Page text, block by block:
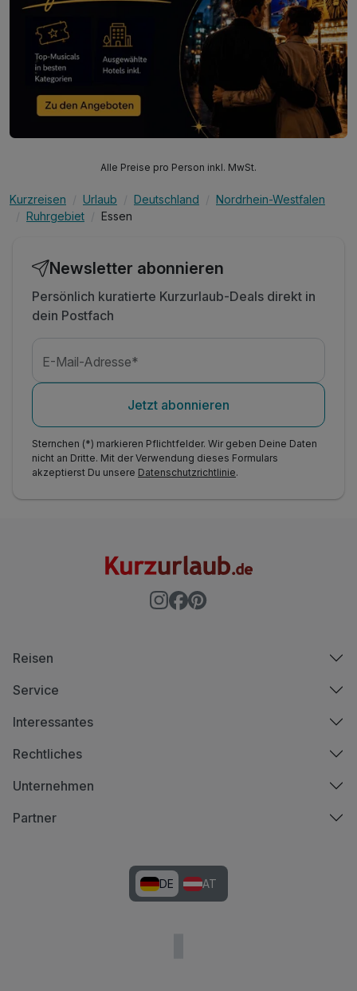
Alle Preise pro Person inkl. MwSt.
Kurzreisen Urlaub Deutschland
Nordrhein-Westfalen
Ruhrgebiet
Essen
Newsletter abonnieren
Persönlich kuratierte Kurzurlaub-Deals direkt in
dein Postfach
E-Mail-Adresse*
Jetzt abonnieren
Sternchen (*) markieren Pflichtfelder. Wir geben Deine Daten
nicht an Dritte. Mit der Verwendung dieses Formulars
akzeptierst Du unsere Datenschutzrichtlinie.
Reisen
Service
Interessantes
Rechtliches
Unternehmen
Partner
DE AT